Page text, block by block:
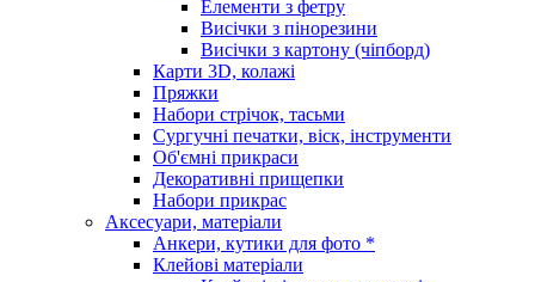
Елементи з фетру
Висічки з пінорезини
Висічки з картону (чіпборд)
Карти 3D, колажі
Пряжки
Набори стрічок, тасьми
Сургучні печатки, віск, інструменти
Об'ємні прикраси
Декоративні прищепки
Набори прикрас
Аксесуари, матеріали
Анкери, кутики для фото *
Клейові матеріали